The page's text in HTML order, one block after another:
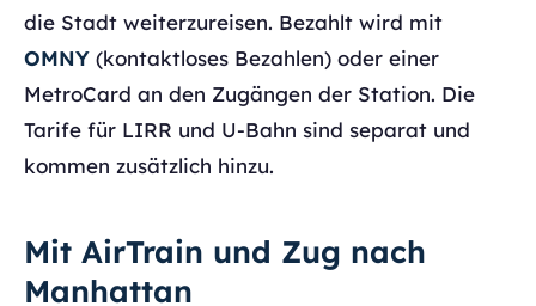
die Stadt weiterzureisen. Bezahlt wird mit
OMNY (kontaktloses Bezahlen) oder einer
MetroCard an den Zugängen der Station. Die
Tarife für LIRR und U-Bahn sind separat und
kommen zusätzlich hinzu.
Mit AirTrain und Zug nach
Manhattan